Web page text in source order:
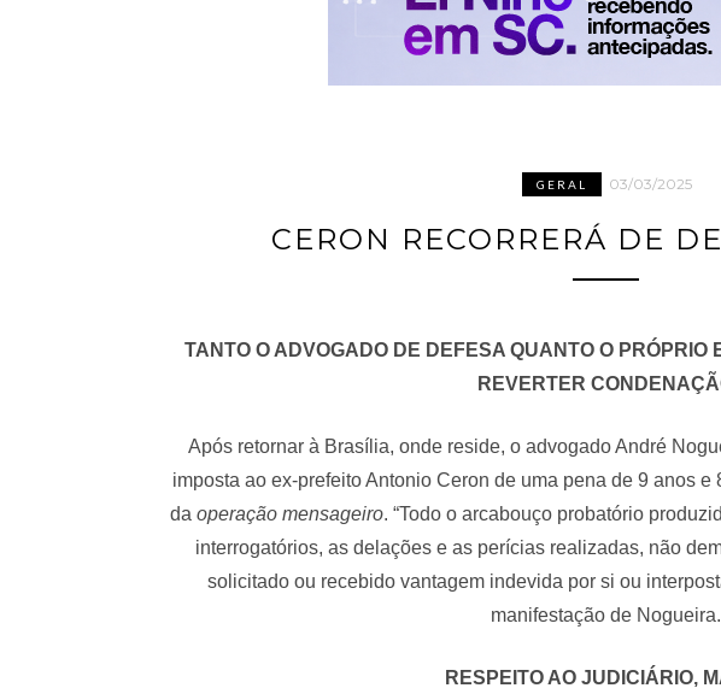
GERAL 03/03/2025
CERON RECORRERÁ DE
TANTO O ADVOGADO DE DEFESA QUANTO O
REVERTER
Após retornar à Brasília, onde reside, o advogado André
imposta ao ex-prefeito Antonio Ceron de uma pena de 9 anos
da operação mensageiro. “Todo o arcabouço probatório
interrogatórios, as delações e as perícias realizadas, não
solicitado ou recebido vantagem indevida por si ou
manifestação de Nogueira.
RESPEITO AO JUDICIÁRIO,